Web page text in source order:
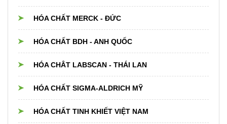
HÓA CHẤT MERCK - ĐỨC
HÓA CHẤT BDH - ANH QUỐC
HÓA CHÂT LABSCAN - THÁI LAN
HÓA CHẤT SIGMA-ALDRICH MỸ
HÓA CHẤT TINH KHIẾT VIỆT NAM